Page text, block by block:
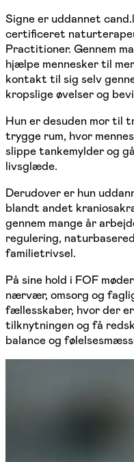
Signe er uddannet
certificeret
Practitioner. Gennem
hjælpe mennesker til
kontakt til sig selv
kropslige øvelser og
Hun er desuden mor til
trygge rum, hvor
slippe tankemylder og
livsglæde.
Derudover er hun
blandt andet
gennem mange år
regulering,
familietrivsel.
På sine hold i FOF
nærvær, omsorg og
fællesskaber, hvor der
tilknytningen og få
balance og